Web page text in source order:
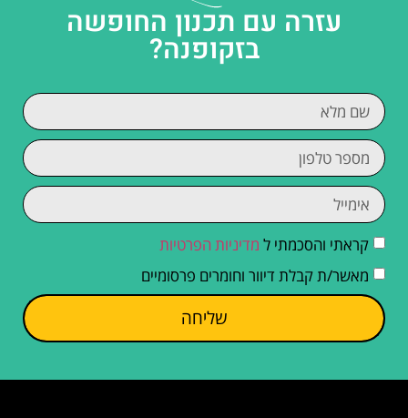
עזרה עם תכנון החופשה
בזקופנה?
קראתי והסכמתי ל מדיניות הפרטיות
מאשר/ת קבלת דיוור וחומרים פרסומיים
שליחה